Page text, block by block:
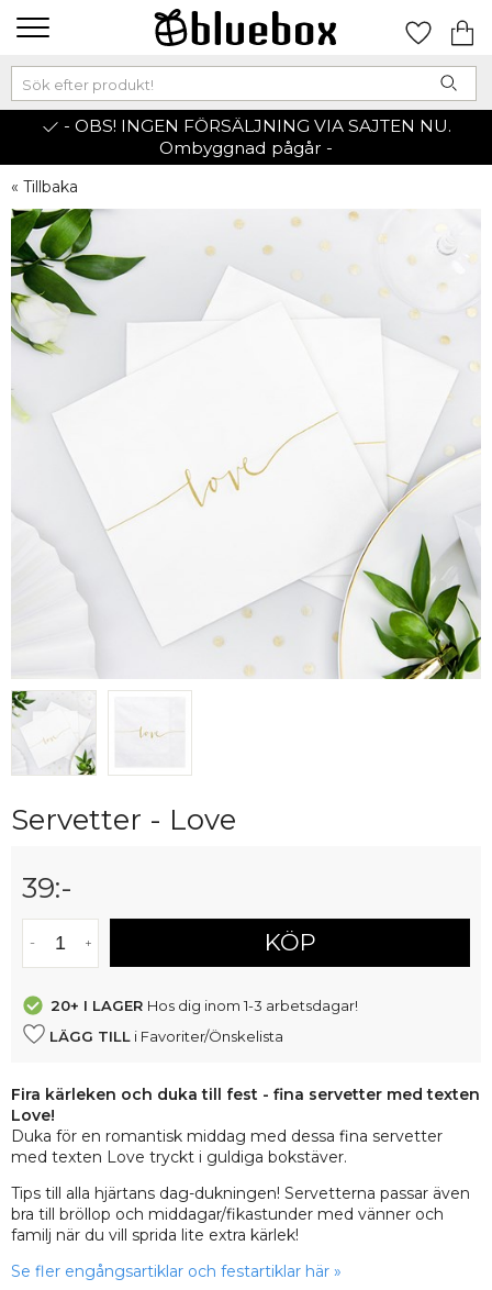
- OBS! INGEN FÖRSÄLJNING VIA SAJTEN NU.
Ombyggnad pågår -
« Tillbaka
Servetter - Love
39:-
KÖP
20+ I LAGER Hos dig inom 1-3 arbetsdagar!
LÄGG TILL i Favoriter/Önskelista
Fira kärleken och duka till fest - fina servetter med texten
Love!
Duka för en romantisk middag med dessa fina servetter
med texten Love tryckt i guldiga bokstäver.
Tips till alla hjärtans dag-dukningen! Servetterna passar även
bra till bröllop och middagar/fikastunder med vänner och
familj när du vill sprida lite extra kärlek!
Se fler engångsartiklar och festartiklar här »